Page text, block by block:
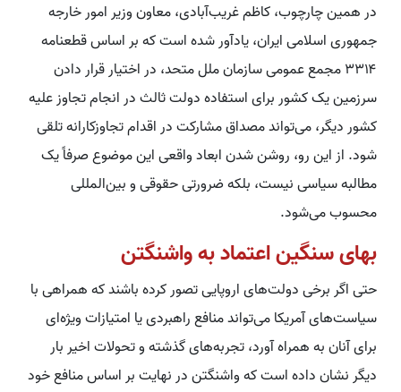
در همین چارچوب، کاظم غریب‌آبادی، معاون وزیر امور خارجه
جمهوری اسلامی ایران، یادآور شده است که بر اساس قطعنامه
۳۳۱۴ مجمع عمومی سازمان ملل متحد، در اختیار قرار دادن
سرزمین یک کشور برای استفاده دولت ثالث در انجام تجاوز علیه
کشور دیگر، می‌تواند مصداق مشارکت در اقدام تجاوزکارانه تلقی
شود. از این رو، روشن شدن ابعاد واقعی این موضوع صرفاً یک
مطالبه سیاسی نیست، بلکه ضرورتی حقوقی و بین‌المللی
محسوب می‌شود.
بهای سنگین اعتماد به واشنگتن
حتی اگر برخی دولت‌های اروپایی تصور کرده باشند که همراهی با
سیاست‌های آمریکا می‌تواند منافع راهبردی یا امتیازات ویژه‌ای
برای آنان به همراه آورد، تجربه‌های گذشته و تحولات اخیر بار
دیگر نشان داده است که واشنگتن در نهایت بر اساس منافع خود